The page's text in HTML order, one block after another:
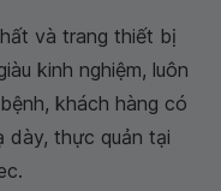
và trang thiết bị
kinh nghiệm, luôn
khách hàng có
dày, thực quản tại